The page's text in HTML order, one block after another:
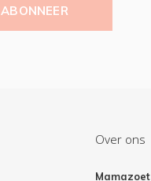
ABONNEER
Over ons
Mamazoet